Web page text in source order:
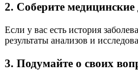
2. Соберите
Если у вас есть история
результаты анализов и
3. Подумайте о своих